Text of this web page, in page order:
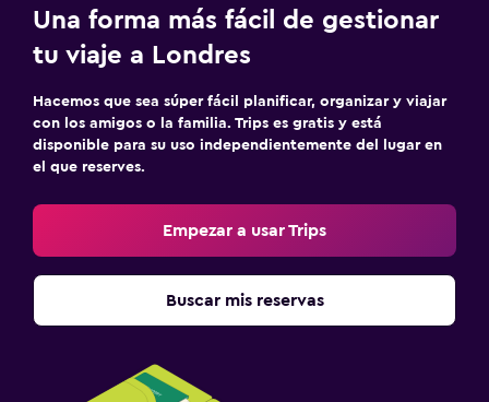
Una forma más fácil de gestionar
tu viaje a Londres
Hacemos que sea súper fácil planificar, organizar y viajar
con los amigos o la familia. Trips es gratis y está
disponible para su uso independientemente del lugar en
el que reserves.
Empezar a usar Trips
Buscar mis reservas